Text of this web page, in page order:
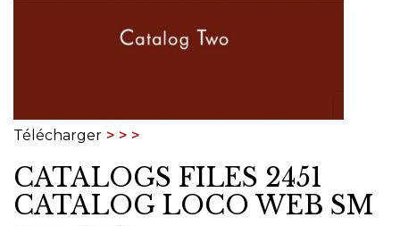
Télécharger
CATALOGS FILES 2451
CATALOG LOCO WEB SM